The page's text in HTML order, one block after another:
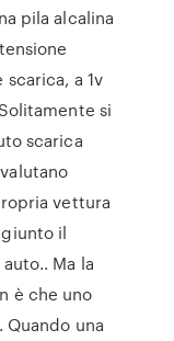
pila alcalina
a 1v
si
scarica
vettura
il
Ma la
è che uno
una